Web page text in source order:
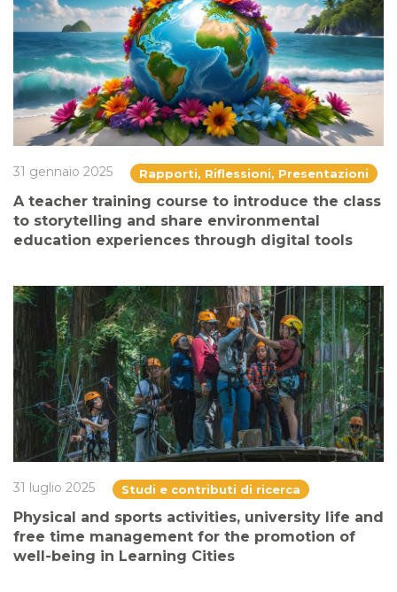
31 gennaio 2025 Rapporti, Riflessioni, Presentazioni
A teacher training course to introduce the class
to storytelling and share environmental
education experiences through digital tools
31 luglio 2025 Studi e contributi di ricerca
Physical and sports activities, university life and
free time management for the promotion of
well-being in Learning Cities